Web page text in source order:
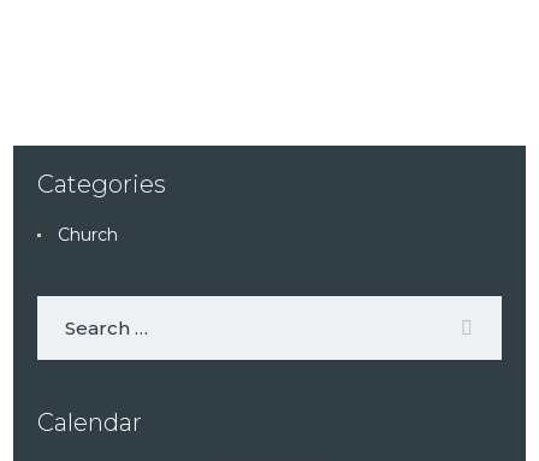
Categories
Church
Calendar